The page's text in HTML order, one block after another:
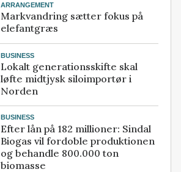
ARRANGEMENT
Markvandring sætter fokus på
elefantgræs
BUSINESS
Lokalt generationsskifte skal
løfte midtjysk siloimportør i
Norden
BUSINESS
Efter lån på 182 millioner: Sindal
Biogas vil fordoble produktionen
og behandle 800.000 ton
biomasse